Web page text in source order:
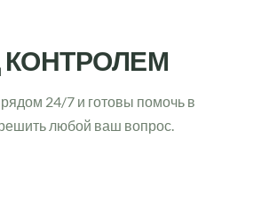
КОНТРОЛЕМ
24/7 и готовы помочь в
любой ваш вопрос.